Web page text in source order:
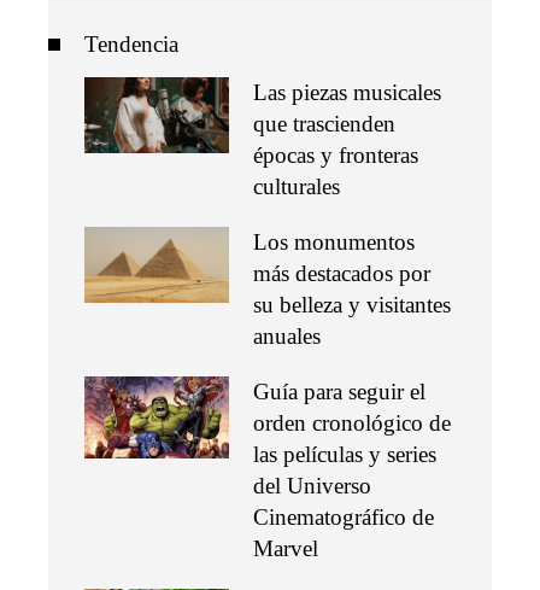
Tendencia
Las piezas musicales
que trascienden
épocas y fronteras
culturales
Los monumentos
más destacados por
su belleza y visitantes
anuales
Guía para seguir el
orden cronológico de
las películas y series
del Universo
Cinematográfico de
Marvel